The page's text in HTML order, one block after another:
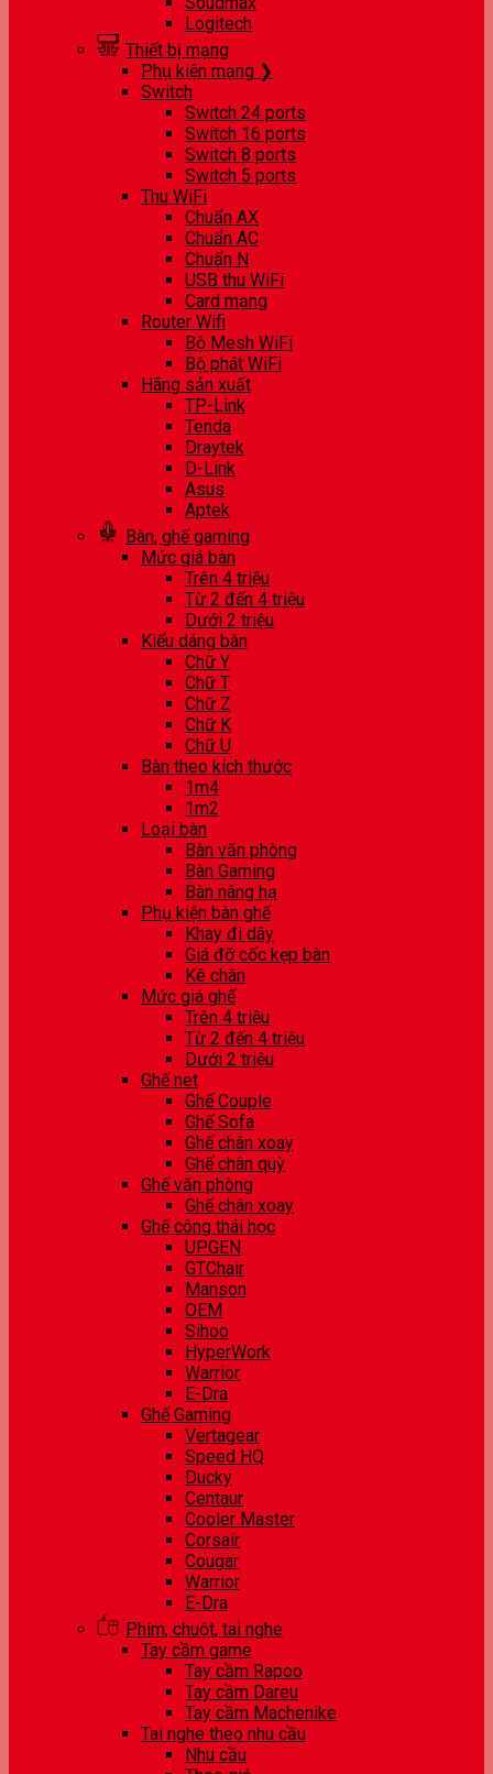
Logitech
Thiết bị mạng
Phụ kiện mạng ❯
Switch
Switch 24 ports
Switch 16 ports
Switch 8 ports
Switch 5 ports
Thu WiFi
Chuẩn AX
Chuẩn AC
Chuẩn N
USB thu WiFi
Card mạng
Router Wifi
Bộ Mesh WiFi
Bộ phát WiFi
Hãng sản xuất
TP-Link
Tenda
Draytek
D-Link
Asus
Aptek
Bàn, ghế gaming
Mức giá bàn
Trên 4 triệu
Từ 2 đến 4 triệu
Dưới 2 triệu
Kiểu dáng bàn
Chữ Y
Chữ T
Chữ Z
Chữ K
Chữ U
Bàn theo kích thước
1m4
1m2
Loại bàn
Bàn văn phòng
Bàn Gaming
Bàn nâng hạ
Phụ kiện bàn ghế
Khay đi dây
Giá đỡ cốc kẹp bàn
Kê chân
Mức giá ghế
Trên 4 triệu
Từ 2 đến 4 triệu
Dưới 2 triệu
Ghế net
Ghế Couple
Ghế Sofa
Ghế chân xoay
Ghế chân quỳ
Ghế văn phòng
Ghế chân xoay
Ghế công thái học
UPGEN
GTChair
Manson
OEM
Sihoo
HyperWork
Warrior
E-Dra
Ghế Gaming
Vertagear
Speed HQ
Ducky
Centaur
Cooler Master
Corsair
Cougar
Warrior
E-Dra
Phím, chuột, tai nghe
Tay cầm game
Tay cầm Rapoo
Tay cầm Dareu
Tay cầm Machenike
Tai nghe theo nhu cầu
Nhu cầu